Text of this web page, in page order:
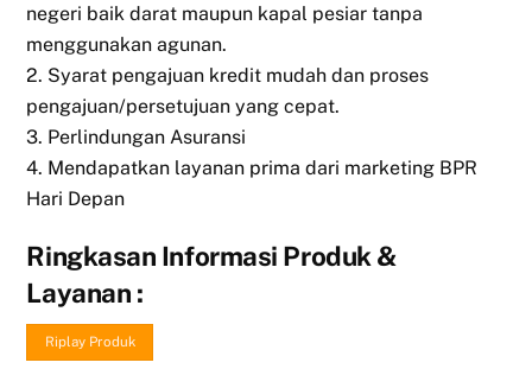
negeri baik darat maupun kapal pesiar tanpa
menggunakan agunan.
2. Syarat pengajuan kredit mudah dan proses
pengajuan/persetujuan yang cepat.
3. Perlindungan Asuransi
4. Mendapatkan layanan prima dari marketing BPR
Hari Depan
Ringkasan Informasi Produk &
Layanan :
Riplay Produk